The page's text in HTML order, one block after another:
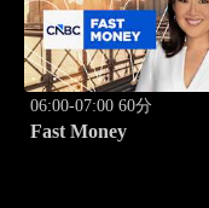
06:00-07:00 60分
Fast Money